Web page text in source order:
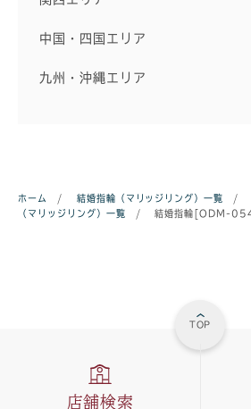
中国・四国エリア
九州・沖縄エリア
ホーム / 結婚指輪（マリッジリング）一覧 /
（マリッジリング）一覧
/ 結婚指輪[ODM-
TOP
店舗検索